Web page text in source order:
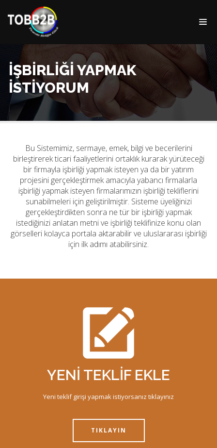
İŞBİRLİĞİ YAPMAK
İSTİYORUM
Bu Sistemimiz, sermaye, emek, bilgi ve becerilerini
birleştirerek ticari faaliyetlerini ortaklık kurarak yürüteceği
bir firmayla işbirliği yapmak isteyen ya da bir yatırım
projesini gerçekleştirmek amacıyla yabancı firmalarla
işbirliği yapmak isteyen firmalarımızın işbirliği tekliflerini
sunabilmeleri için geliştirilmiştir. Sisteme üyeliğinizi
gerçekleştirdikten sonra ne tür bir işbirliği yapmak
istediğinizi anlatan metni ve işbirliği teklifinize konu olan
görselleri kolayca portala aktarabilir ve uluslararası işbirliği
için ilk adımı atabilirsiniz.
YENİ TEKLİF EKLE
Yeni teklif girişi yapmak istiyorsanız tıklayınız
TIKLAYIN